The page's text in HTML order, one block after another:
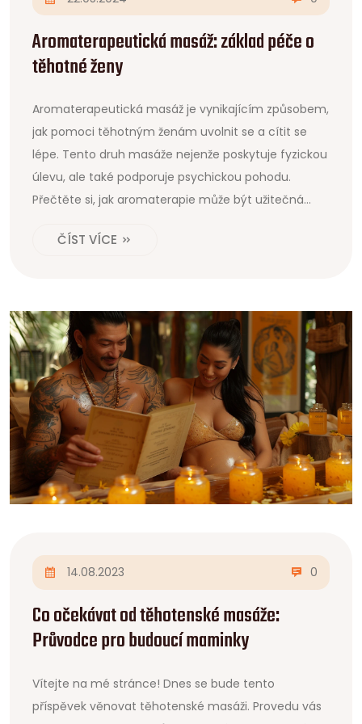
Aromaterapeutická masáž: základ péče o
těhotné ženy
Aromaterapeutická masáž je vynikajícím způsobem,
jak pomoci těhotným ženám uvolnit se a cítit se
lépe. Tento druh masáže nejenže poskytuje fyzickou
úlevu, ale také podporuje psychickou pohodu.
Přečtěte si, jak aromaterapie může být užitečná
budoucí maminky nejvhodnější.
ČÍST VÍCE
14.08.2023 0
Co očekávat od těhotenské masáže:
Průvodce pro budoucí maminky
Vítejte na mé stránce! Dnes se bude tento
příspěvek věnovat těhotenské masáži. Provedu vás